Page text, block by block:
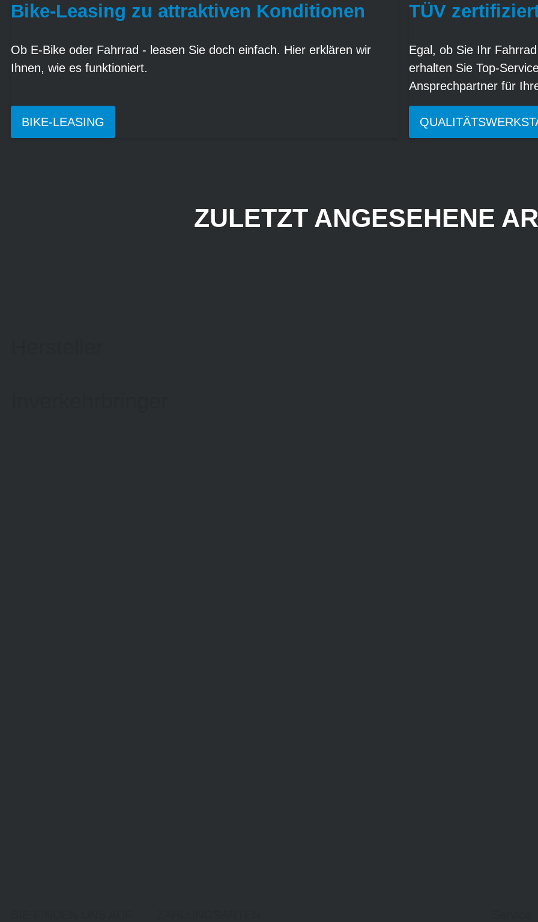
Bike-Leasing zu attraktiven Konditionen
Ob E-Bike oder Fahrrad - leasen Sie doch einfach. Hier erklären wir
Ihnen, wie es funktioniert.
BIKE-LEASING
TÜV
Egal, ob Sie Ihr
erhalten Sie Top-
Ansprechpartner für
ZULETZT ANGESEHENE